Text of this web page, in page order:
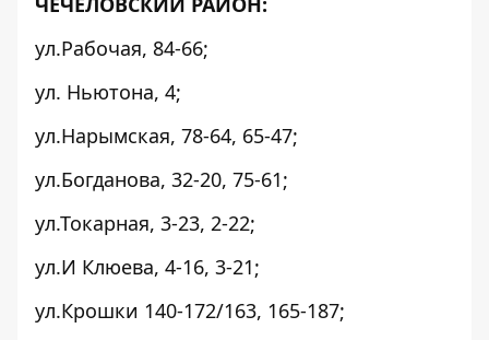
ул.Рабочая, 84-66;
ул. Ньютона, 4;
ул.Нарымская, 78-64, 65-47;
ул.Богданова, 32-20, 75-61;
ул.Токарная, 3-23, 2-22;
ул.И Клюева, 4-16, 3-21;
ул.Крошки 140-172/163, 165-187;